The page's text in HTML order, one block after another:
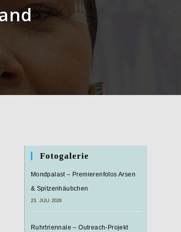
Fotogalerie
Mondpalast – Premierenfotos Arsen
& Spitzenhäubchen
23. JULI 2026
Ruhrtriennale – Outreach-Projekt